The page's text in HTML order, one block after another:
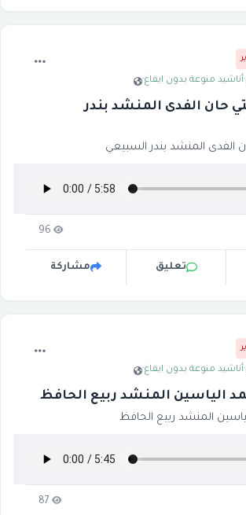
أناشيد منوعة بدون ايقاع·
حان الفدى المنشد بندر
الفدى المنشد بندر السبيعي
96
تعليق مشاركة
أناشيد منوعة بدون ايقاع·
الياسين المنشد ربيع الحافظ
المنشد ربيع الحافظ
87